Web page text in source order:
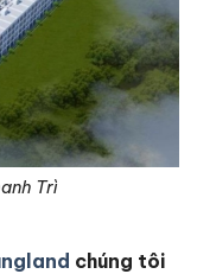
Trì
chúng tôi